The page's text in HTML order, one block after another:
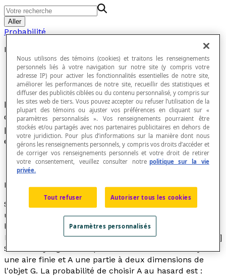
Aller
Probabilité
Probabilité géométrique
Laprobabilité, dans un contexte géométrique ou
de mesure, est le rapport entre la mesure d'une
partie d'un objet géométriqueGàndimensions
et une partieAàndimensions deG(la cible).
Formule
Soit un objet géométrique G à une dimension ayant
une longueur finie et A une partie à une dimension de
l'objet G
La probabilité de choisir A au hasard est :
P(A) = [latex]\dfrac {\textrm{mA}} {\textrm{mG}}[/latex]
Soit un objet géométrique G à deux dimensions ayant
une aire finie et A une partie à deux dimensions de
l'objet G. La probabilité de choisir A au hasard est :
Nous utilisons des témoins (cookies) et traitons les renseignements
personnels liés à votre navigation sur notre site (y compris votre
adresse IP) pour activer les fonctionnalités essentielles de notre site,
améliorer les performances de notre site, recueillir des statistiques et
diffuser des publicités ciblées ou du contenu personnalisé, y compris sur
les sites web de tiers. Vous pouvez accepter ou refuser l’utilisation de la
plupart des témoins ou ajuster vos préférences en cliquant sur «
paramètres personnalisés ». Vos renseignements pourraient être
stockés et/ou partagés avec nos partenaires publicitaires en dehors de
votre juridiction. Pour plus d’informations sur la manière dont nous
gérons les renseignements personnels, y compris vos droits d’accéder et
de corriger vos renseignements personnels et votre droit de retirer
votre consentement, veuillez consulter notre politique sur la vie
privée.
Tout refuser Autoriser tous les cookies
Paramètres personnalisés